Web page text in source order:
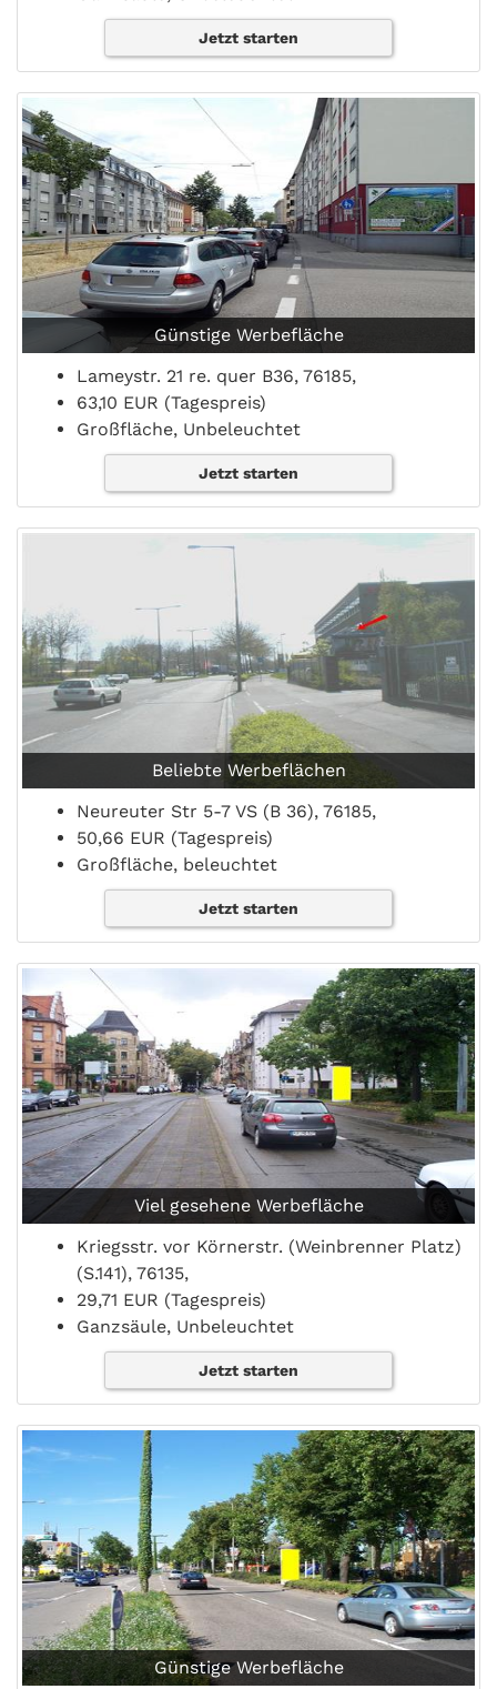
Jetzt starten
Günstige Werbefläche
Lameystr. 21 re. quer B36, 76185,
63,10 EUR (Tagespreis)
Großfläche, Unbeleuchtet
Jetzt starten
Beliebte Werbeflächen
Neureuter Str 5-7 VS (B 36), 76185,
50,66 EUR (Tagespreis)
Großfläche, beleuchtet
Jetzt starten
Viel gesehene Werbefläche
Kriegsstr. vor Körnerstr. (Weinbrenner Platz)
(S.141), 76135,
29,71 EUR (Tagespreis)
Ganzsäule, Unbeleuchtet
Jetzt starten
Günstige Werbefläche